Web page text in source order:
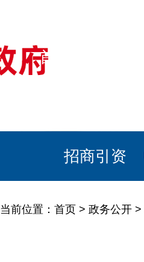
首页
招商引资
当前位置： 首页 > 政务公开 >